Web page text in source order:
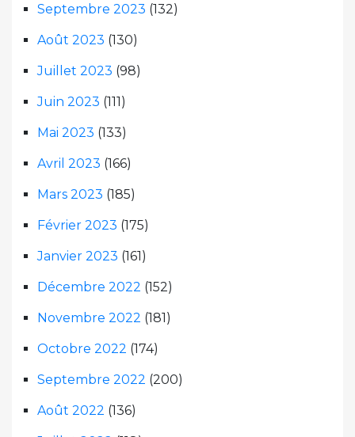
Septembre 2023 (132)
Août 2023 (130)
Juillet 2023 (98)
Juin 2023 (111)
Mai 2023 (133)
Avril 2023 (166)
Mars 2023 (185)
Février 2023 (175)
Janvier 2023 (161)
Décembre 2022 (152)
Novembre 2022 (181)
Octobre 2022 (174)
Septembre 2022 (200)
Août 2022 (136)